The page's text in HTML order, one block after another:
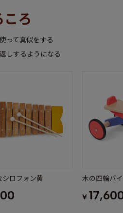
ろ
って真似をする
しするようになる
シロフォン黄 木の四輪バ
¥